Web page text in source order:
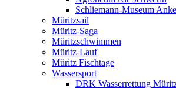
Schliemann-Museum
Müritzsail
Müritz-Saga
Müritzschwimmen
Müritz-Lauf
Müritz Fischtage
Wassersport
DRK Wasserrettung